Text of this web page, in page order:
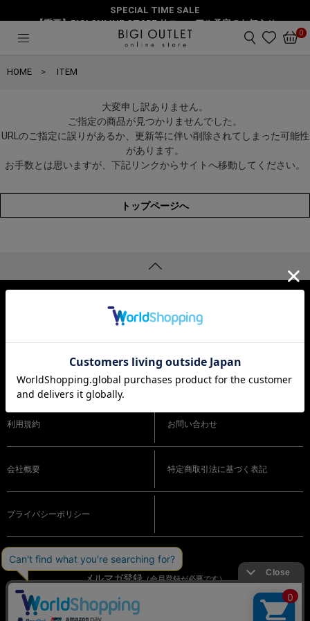
SPECIAL TIME SALE
【重要】BIGI ONLINE STORE リニューアル予定のお知らせ
0
HOME ITEM
大変申し訳ありません。
ご指定の商品が見つかりませんでした。
URLのご指定に誤りがあるか、更新等に伴い削除されてしまった可能性
があります。
お手数とは思いますが、下記リンクからサイトへ移動してください。
トップページへ
ショッピングガイド よくある質問
利用規約 お問い合わせ
会社概要 特定商取引法に基づく表記
プライバシーポリシー
メルマガ登録（会員登録が必要です）
OFFICIAL SNS